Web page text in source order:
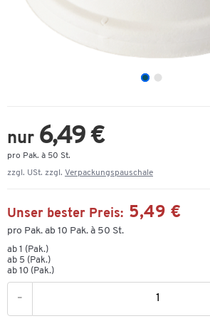
nur 6,49 €
pro Pak. à 50 St.
zzgl. USt. zzgl. Verpackungspauschale
Unser bester Preis: 5,49 €
pro Pak. ab 10 Pak. à 50 St.
ab 1 (Pak.)
ab 5 (Pak.)
ab 10 (Pak.)
-